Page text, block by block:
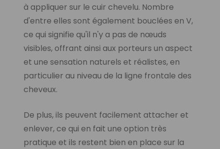
à appliquer sur le cuir chevelu. Nombre
d'entre elles sont également bouclées en V,
ce qui signifie qu'il n'y a pas de nœuds
visibles, offrant ainsi aux porteurs un aspect
et une sensation naturels et réalistes, en
particulier au niveau de la ligne frontale des
cheveux.
De plus, ils peuvent facilement attacher et
enlever, ce qui en fait une option très
pratique et ils restent bien en place sur la